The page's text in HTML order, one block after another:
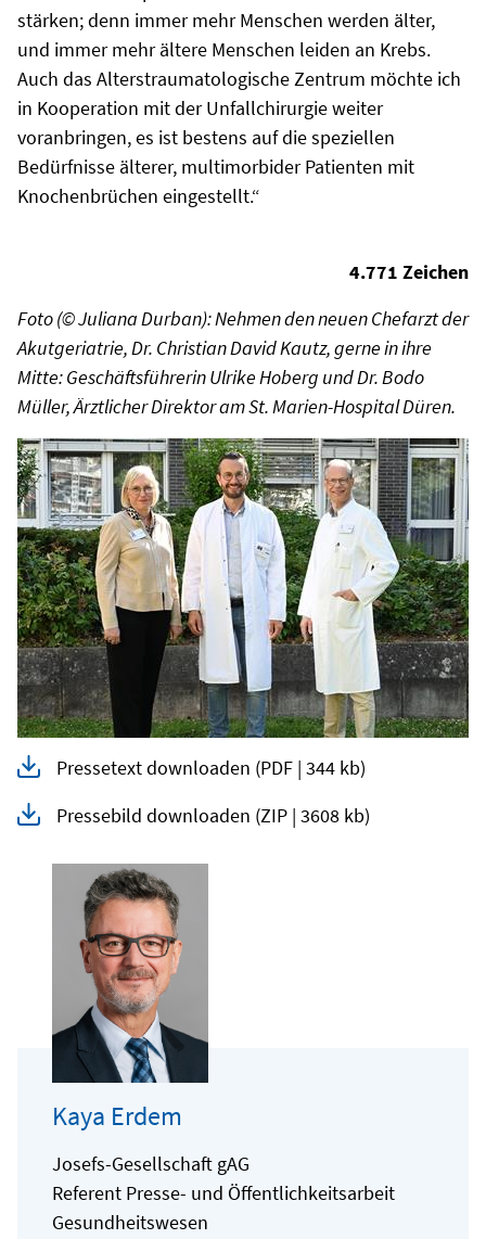
Kaya Erdem
Josefs-Gesellschaft gAG
Referent Presse- und Öffentlichkeitsarbeit
Gesundheitswesen
stärken; denn immer mehr Menschen werden älter,
und immer mehr ältere Menschen leiden an Krebs.
Auch das Alterstraumatologische Zentrum möchte ich
in Kooperation mit der Unfallchirurgie weiter
voranbringen, es ist bestens auf die speziellen
Bedürfnisse älterer, multimorbider Patienten mit
Knochenbrüchen eingestellt.“
4.771 Zeichen
Foto (© Juliana Durban): Nehmen den neuen Chefarzt der
Akutgeriatrie, Dr. Christian David Kautz, gerne in ihre
Mitte: Geschäftsführerin Ulrike Hoberg und Dr. Bodo
Müller, Ärztlicher Direktor am St. Marien-Hospital Düren.
Pressetext downloaden (PDF | 344 kb)
Pressebild downloaden (ZIP | 3608 kb)